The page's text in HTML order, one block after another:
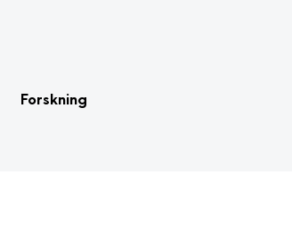
Forskning